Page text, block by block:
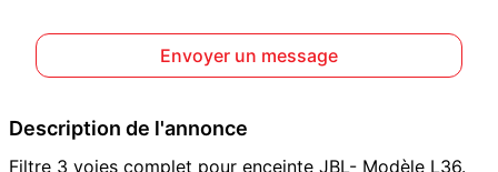
Envoyer un message
Description de l'annonce
Filtre 3 voies complet pour enceinte JBL- Modèle L36.